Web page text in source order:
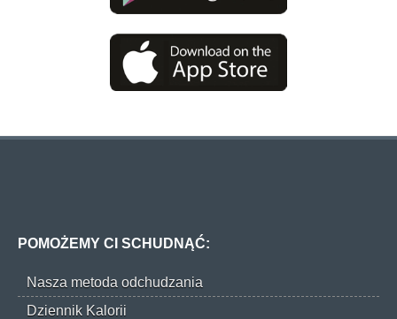
POMOŻEMY CI SCHUDNĄĆ:
Nasza metoda odchudzania
Dziennik Kalorii